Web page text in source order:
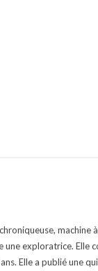
machine
une exploratrice. Elle
Elle a publié une